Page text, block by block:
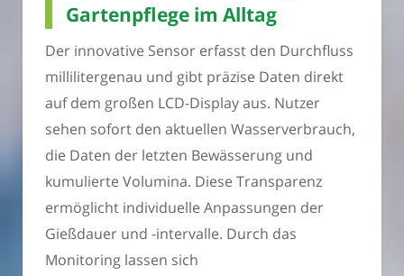
Gartenpflege im Alltag
Der innovative Sensor erfasst den Durchfluss
millilitergenau und gibt präzise Daten direkt
auf dem großen LCD-Display aus. Nutzer
sehen sofort den aktuellen Wasserverbrauch,
die Daten der letzten Bewässerung und
kumulierte Volumina. Diese Transparenz
ermöglicht individuelle Anpassungen der
Gießdauer und -intervalle. Durch das
Monitoring lassen sich